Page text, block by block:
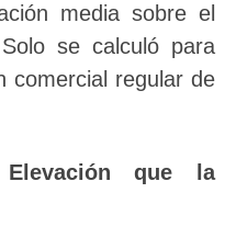
media sobre el
se calculó para
comercial regular de
levación que la